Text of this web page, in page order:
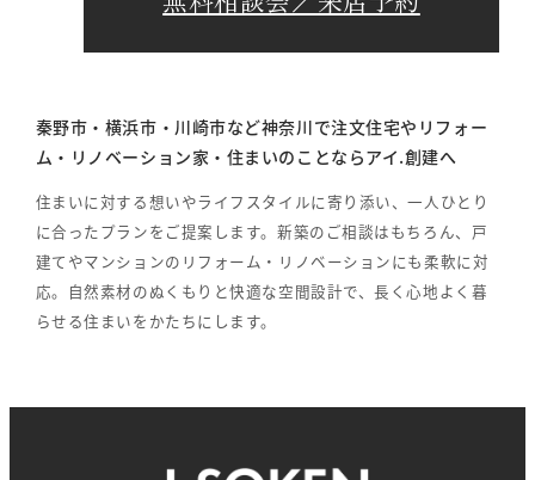
秦野市・横浜市・川崎市など神奈川で注文住宅やリフォー
ム・リノベーション家・住まいのことならアイ.創建へ
住まいに対する想いやライフスタイルに寄り添い、一人ひとり
に合ったプランをご提案します。新築のご相談はもちろん、戸
建てやマンションのリフォーム・リノベーションにも柔軟に対
応。自然素材のぬくもりと快適な空間設計で、長く心地よく暮
らせる住まいをかたちにします。